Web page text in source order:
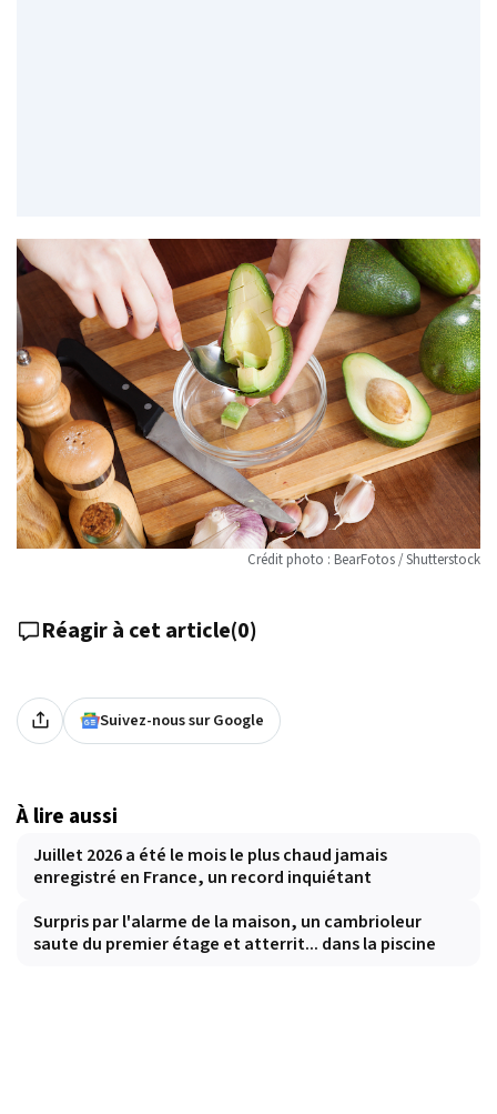
Crédit photo : BearFotos / Shutterstock
Réagir à cet article(0)
Suivez-nous sur Google
À lire aussi
Juillet 2026 a été le mois le plus chaud jamais
enregistré en France, un record inquiétant
Surpris par l'alarme de la maison, un cambrioleur
saute du premier étage et atterrit... dans la piscine